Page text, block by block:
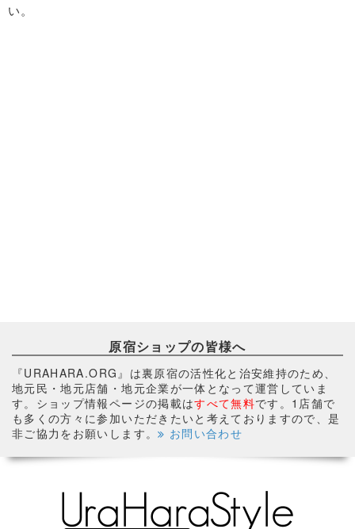
い。
原宿ショップの皆様へ
『URAHARA.ORG』は裏原宿の活性化と治安維持のため、
地元民・地元店舗・地元企業が一体となって運営していま
す。ショップ情報ページの掲載はすべて無料です。1店舗で
も多くの方々に参加いただきたいと考えておりますので、是
非ご協力をお願いします。
お問い合わせ